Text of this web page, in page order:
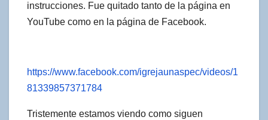
instrucciones. Fue quitado tanto de la página en
YouTube como en la página de Facebook.
https://www.facebook.com/igrejaunaspec/videos/1
81339857371784
Tristemente estamos viendo como siguen